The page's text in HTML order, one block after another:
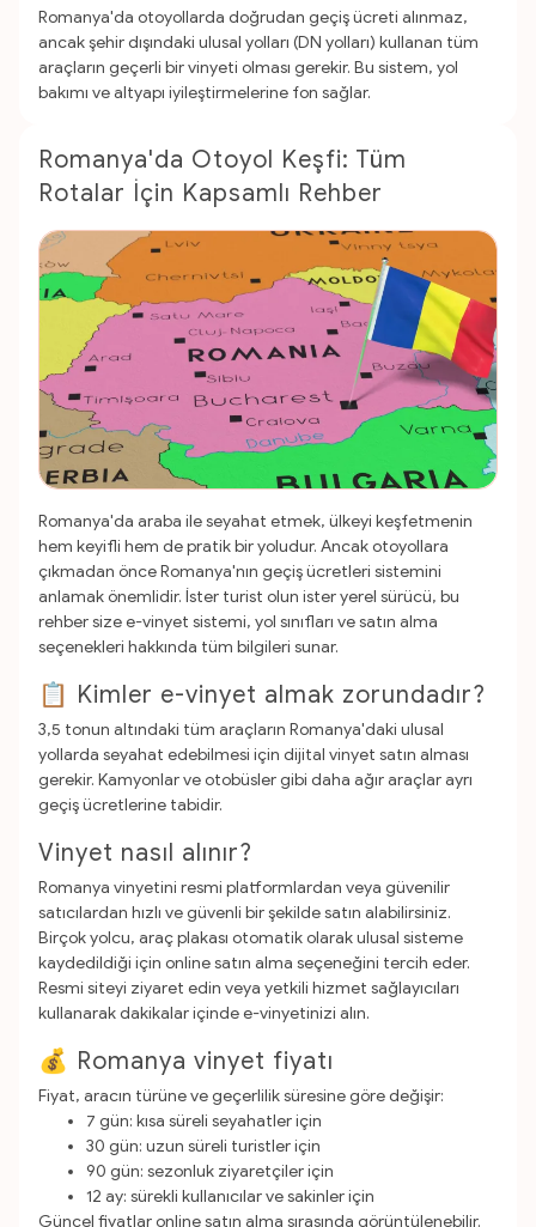
Romanya'da otoyollarda doğrudan geçiş ücreti alınmaz,
ancak şehir dışındaki ulusal yolları (DN yolları) kullanan tüm
araçların geçerli bir vinyeti olması gerekir. Bu sistem, yol
bakımı ve altyapı iyileştirmelerine fon sağlar.
Romanya'da Otoyol Keşfi: Tüm
Rotalar İçin Kapsamlı Rehber
Romanya'da araba ile seyahat etmek, ülkeyi keşfetmenin
hem keyifli hem de pratik bir yoludur. Ancak otoyollara
çıkmadan önce Romanya'nın geçiş ücretleri sistemini
anlamak önemlidir. İster turist olun ister yerel sürücü, bu
rehber size e-vinyet sistemi, yol sınıfları ve satın alma
seçenekleri hakkında tüm bilgileri sunar.
📋 Kimler e-vinyet almak zorundadır?
3,5 tonun altındaki tüm araçların Romanya'daki ulusal
yollarda seyahat edebilmesi için dijital vinyet satın alması
gerekir. Kamyonlar ve otobüsler gibi daha ağır araçlar ayrı
geçiş ücretlerine tabidir.
Vinyet nasıl alınır?
Romanya vinyetini resmi platformlardan veya güvenilir
satıcılardan hızlı ve güvenli bir şekilde satın alabilirsiniz.
Birçok yolcu, araç plakası otomatik olarak ulusal sisteme
kaydedildiği için online satın alma seçeneğini tercih eder.
Resmi siteyi ziyaret edin veya yetkili hizmet sağlayıcıları
kullanarak dakikalar içinde e-vinyetinizi alın.
💰 Romanya vinyet fiyatı
Fiyat, aracın türüne ve geçerlilik süresine göre değişir:
7 gün: kısa süreli seyahatler için
30 gün: uzun süreli turistler için
90 gün: sezonluk ziyaretçiler için
12 ay: sürekli kullanıcılar ve sakinler için
Güncel fiyatlar online satın alma sırasında görüntülenebilir.